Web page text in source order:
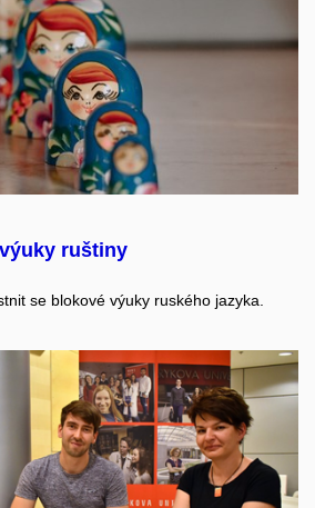
ruštiny
se blokové výuky ruského jazyka.